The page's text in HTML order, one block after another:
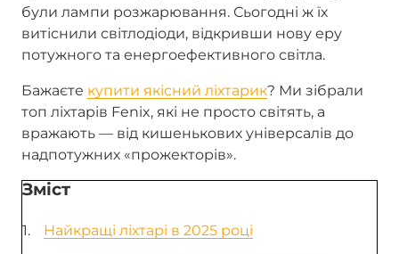
були лампи розжарювання. Сьогодні ж їх
витіснили світлодіоди, відкривши нову еру
потужного та енергоефективного світла.
Бажаєте купити якісний ліхтарик? Ми зібрали
топ ліхтарів Fenix, які не просто світять, а
вражають — від кишенькових універсалів до
надпотужних «прожекторів».
Зміст
Найкращі ліхтарі в 2025 році